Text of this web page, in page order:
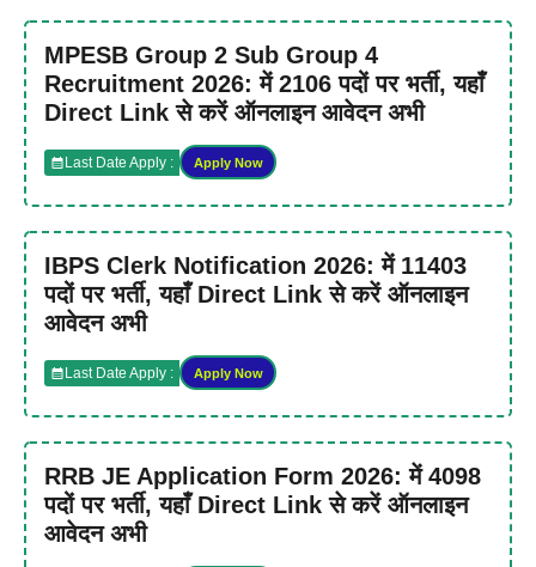
MPESB Group 2 Sub Group 4
Recruitment 2026: में 2106 पदों पर भर्ती, यहाँ
Direct Link से करें ऑनलाइन आवेदन अभी
Last Date Apply : Apply Now
IBPS Clerk Notification 2026: में 11403
पदों पर भर्ती, यहाँ Direct Link से करें ऑनलाइन
आवेदन अभी
Last Date Apply : Apply Now
RRB JE Application Form 2026: में 4098
पदों पर भर्ती, यहाँ Direct Link से करें ऑनलाइन
आवेदन अभी